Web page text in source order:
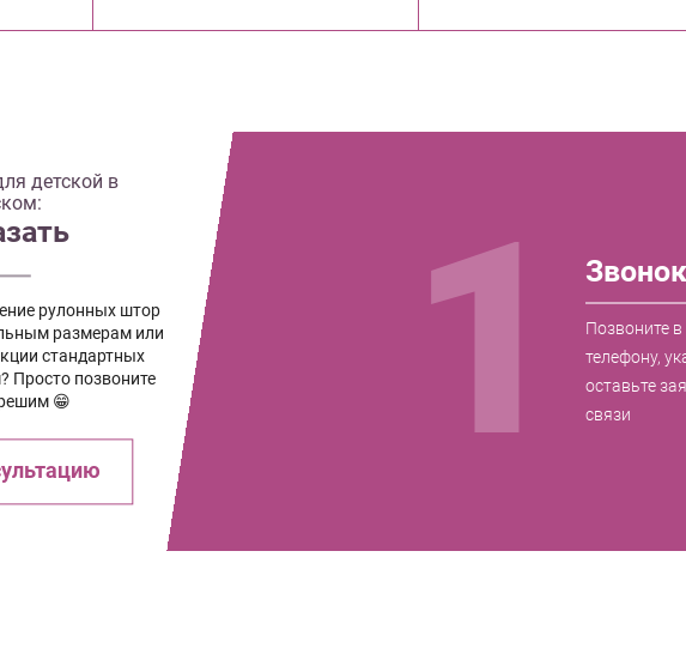
детской в
рулонных штор
размерам или
стандартных
Просто позвоните
😁
1 Звонок
Позвоните
телефону,
оставьте
связи